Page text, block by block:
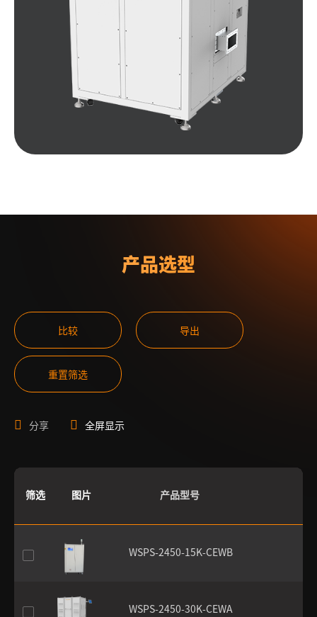
产品选型
比较 导出
重置筛选
分享 全屏显示
筛选 图片 产品型号
WSPS-2450-15K-CEWB
WSPS-2450-30K-CEWA